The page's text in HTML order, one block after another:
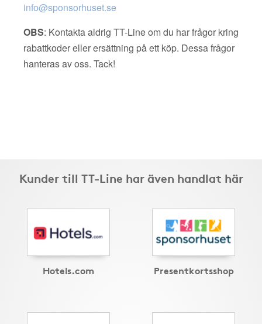
info@sponsorhuset.se
OBS: Kontakta aldrig TT-Line om du har frågor kring
rabattkoder eller ersättning på ett köp. Dessa frågor
hanteras av oss. Tack!
Kunder till TT-Line har även handlat här
Hotels.com Presentkortsshop